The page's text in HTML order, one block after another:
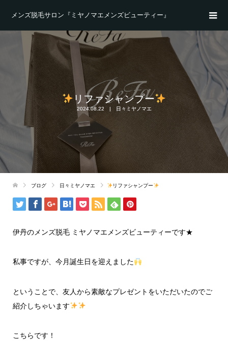
メンズ脱毛サロン『ミヤノマエメンズビューティー』
リファシャンプー
2024.08.22 日々ミヤノマエ
ブログ 日々ミヤノマエ リファシャンプー
伊丹のメンズ脱毛 ミヤノマエメンズビューティーです★
私事ですが、今月誕生日を迎えました
ということで、友人から素敵なプレゼントをいただいたのでご
紹介しちゃいます
こちらです！